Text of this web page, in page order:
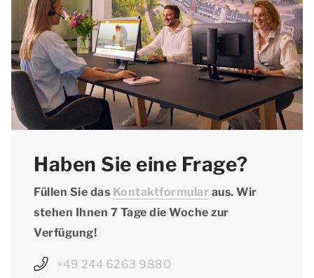
Haben Sie eine Frage?
Füllen Sie das Kontaktformular aus. Wir
stehen Ihnen 7 Tage die Woche zur
Verfügung!
+49 244 6263 9880